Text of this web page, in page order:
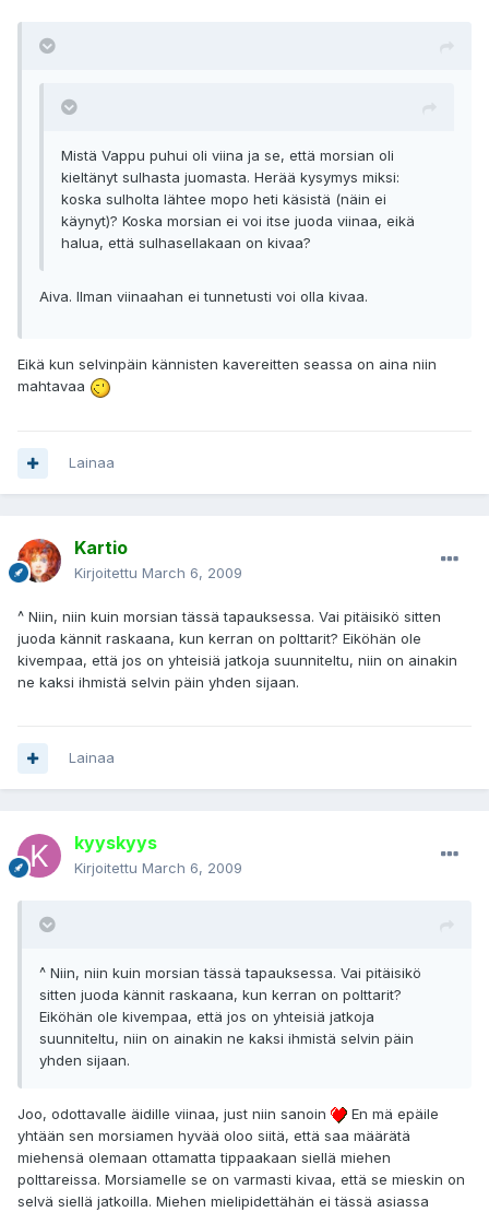
Mistä Vappu puhui oli viina ja se, että morsian oli
kieltänyt sulhasta juomasta. Herää kysymys miksi:
koska sulholta lähtee mopo heti käsistä (näin ei
käynyt)? Koska morsian ei voi itse juoda viinaa, eikä
halua, että sulhasellakaan on kivaa?
Aiva. Ilman viinaahan ei tunnetusti voi olla kivaa.
Eikä kun selvinpäin kännisten kavereitten seassa on aina niin
mahtavaa
Lainaa
Kartio
Kirjoitettu March 6, 2009
^ Niin, niin kuin morsian tässä tapauksessa. Vai pitäisikö sitten
juoda kännit raskaana, kun kerran on polttarit? Eiköhän ole
kivempaa, että jos on yhteisiä jatkoja suunniteltu, niin on ainakin
ne kaksi ihmistä selvin päin yhden sijaan.
Lainaa
kyyskyys
Kirjoitettu March 6, 2009
^ Niin, niin kuin morsian tässä tapauksessa. Vai pitäisikö
sitten juoda kännit raskaana, kun kerran on polttarit?
Eiköhän ole kivempaa, että jos on yhteisiä jatkoja
suunniteltu, niin on ainakin ne kaksi ihmistä selvin päin
yhden sijaan.
Joo, odottavalle äidille viinaa, just niin sanoin
En mä epäile
yhtään sen morsiamen hyvää oloo siitä, että saa määrätä
miehensä olemaan ottamatta tippaakaan siellä miehen
polttareissa. Morsiamelle se on varmasti kivaa, että se mieskin on
selvä siellä jatkoilla. Miehen mielipidettähän ei tässä asiassa